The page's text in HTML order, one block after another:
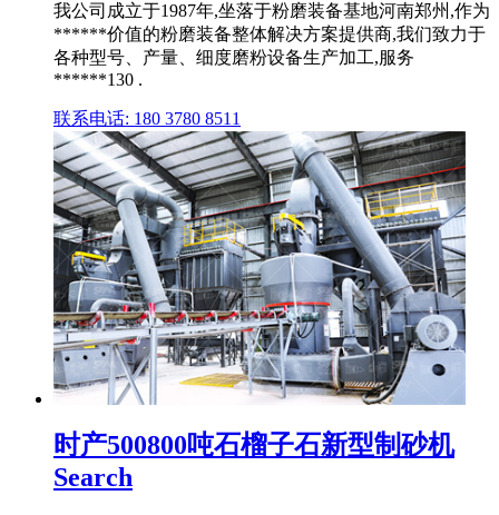
我公司成立于1987年,坐落于粉磨装备基地河南郑州,作为
******价值的粉磨装备整体解决方案提供商,我们致力于
各种型号、产量、细度磨粉设备生产加工,服务
******130 .
联系电话: 180 3780 8511
时产500800吨石榴子石新型制砂机
Search